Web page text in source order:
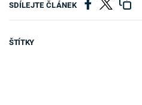
SDÍLEJTE ČLÁNEK
ŠTÍTKY